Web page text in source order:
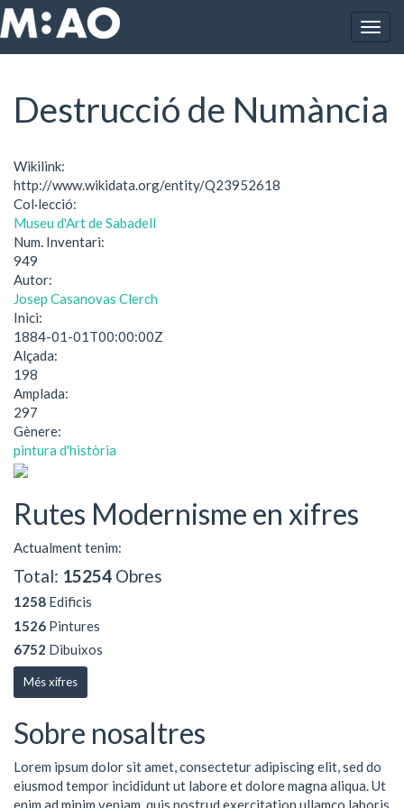
Vés al contingut
Inici Destrucció de Numància
Destrucció de Numància
Wikilink:
http://www.wikidata.org/entity/Q23952618
Col·lecció:
Museu d'Art de Sabadell
Num. Inventari:
949
Autor:
Josep Casanovas Clerch
Inici:
1884-01-01T00:00:00Z
Alçada:
198
Amplada:
297
Gènere:
pintura d'història
Rutes Modernisme en xifres
Actualment tenim:
Total: 15254 Obres
1258 Edificis
1526 Pintures
6752 Dibuixos
Més xifres
Sobre nosaltres
Lorem ipsum dolor sit amet, consectetur adipiscing elit, sed do
eiusmod tempor incididunt ut labore et dolore magna aliqua. Ut
enim ad minim veniam, quis nostrud exercitation ullamco laboris